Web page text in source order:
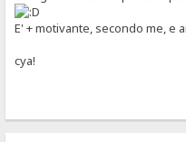
E' + motivante, secondo me, e
cya!